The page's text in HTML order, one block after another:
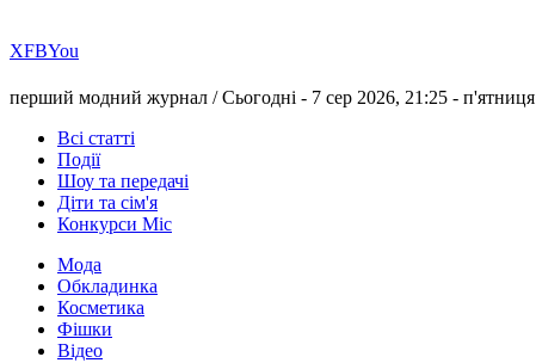
ХFBYou
перший модний журнал /Сьогодні - 7 сер 2026, 21:25 - п'ятниця
Всі статті
Події
Шоу та передачі
Діти та сім'я
Конкурси Міс
Мода
Обкладинка
Косметика
Фішки
Відео